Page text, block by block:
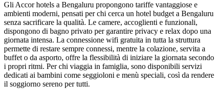
Gli Accor hotels a Bengaluru propongono tariffe vantaggiose e
ambienti moderni, pensati per chi cerca un hotel budget a Bengaluru
senza sacrificare la qualità. Le camere, accoglienti e funzionali,
dispongono di bagno privato per garantire privacy e relax dopo una
giornata intensa. La connessione wifi gratuita in tutta la struttura
permette di restare sempre connessi, mentre la colazione, servita a
buffet o da asporto, offre la flessibilità di iniziare la giornata secondo
i propri ritmi. Per chi viaggia in famiglia, sono disponibili servizi
dedicati ai bambini come seggioloni e menù speciali, così da rendere
il soggiorno sereno per tutti.